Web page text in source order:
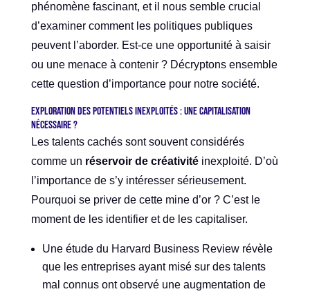
phénomène fascinant, et il nous semble crucial
d’examiner comment les politiques publiques
peuvent l’aborder. Est-ce une opportunité à saisir
ou une menace à contenir ? Décryptons ensemble
cette question d’importance pour notre société.
Exploration des potentiels inexploités : une capitalisation
nécessaire ?
Les talents cachés sont souvent considérés
comme un réservoir de créativitéinexploité. D’où
l’importance de s’y intéresser sérieusement.
Pourquoi se priver de cette mine d’or ? C’est le
moment de les identifier et de les capitaliser.
Une étude du Harvard Business Review révèle
que les entreprises ayant misé sur des talents
mal connus ont observé une augmentation de